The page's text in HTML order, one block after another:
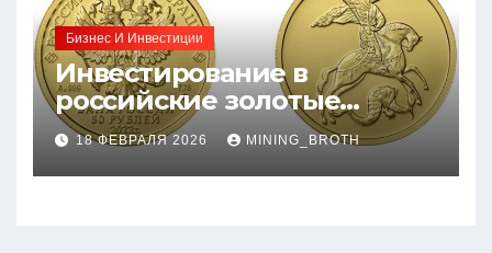
Бизнес И Инвестиции
Инвестирование в
российские золотые
монеты: подробное
руководство
18 ФЕВРАЛЯ 2026 MINING_BROTH